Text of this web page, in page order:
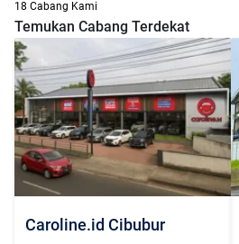
18 Cabang Kami
Temukan Cabang Terdekat
Caroline.id Cibubur